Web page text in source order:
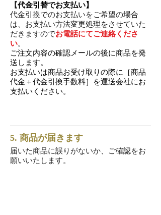
【代金引替でお支払い】
代金引換でのお支払いをご希望の場合
は、お支払い方法変更処理をさせていた
だきますのでお電話にてご連絡くださ
い。
ご注文内容の確認メールの後に商品を発
送します。
お支払いは商品お受け取りの際に ［商品
代金＋代金引換手数料］を運送会社にお
支払いください。
5. 商品が届きます
届いた商品に誤りがないか、ご確認をお
願いいたします。